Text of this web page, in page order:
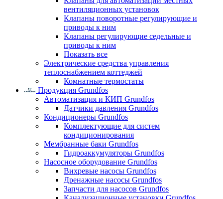
вентиляционных установок
Клапаны поворотные регулирующие и
приводы к ним
Клапаны регулирующие седельные и
приводы к ним
Показать все
Электрические средства управления
теплоснабжением коттеджей
Комнатные термостаты
Продукция Grundfos
Автоматизация и КИП Grundfos
Датчики давления Grundfos
Кондиционеры Grundfos
Комплектующие для систем
кондиционирования
Мембранные баки Grundfos
Гидроаккумуляторы Grundfos
Насосное оборудование Grundfos
Вихревые насосы Grundfos
Дренажные насосы Grundfos
Запчасти для насосов Grundfos